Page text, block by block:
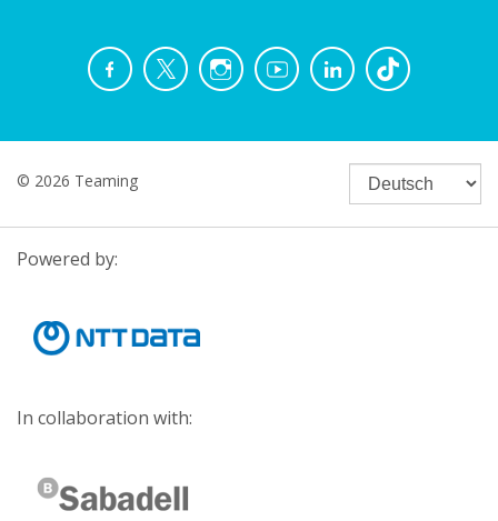
© 2026 Teaming
Powered by:
In collaboration with: